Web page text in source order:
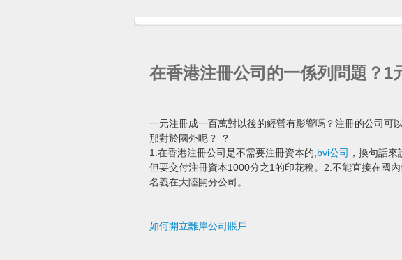
在香港注冊公司的一係列問題？1
一元注冊成一百萬對以後的經營有影響嗎？注冊的公司可
那對於國外呢？ ？
1.在香港注冊公司是不需要注冊資本的, bvi公司 ，換句話
但要交付注冊資本1000分之1的印花稅。2.不能直接在國內
名義在大陸開分公司。
如何開立離岸公司賬戶